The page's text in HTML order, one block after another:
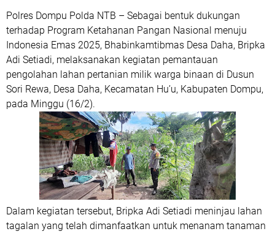
Polres Dompu Polda NTB – Sebagai bentuk dukungan
terhadap Program Ketahanan Pangan Nasional menuju
Indonesia Emas 2025, Bhabinkamtibmas Desa Daha, Bripka
Adi Setiadi, melaksanakan kegiatan pemantauan
pengolahan lahan pertanian milik warga binaan di Dusun
Sori Rewa, Desa Daha, Kecamatan Hu’u, Kabupaten Dompu,
pada Minggu (16/2).
Dalam kegiatan tersebut, Bripka Adi Setiadi meninjau lahan
tagalan yang telah dimanfaatkan untuk menanam tanaman